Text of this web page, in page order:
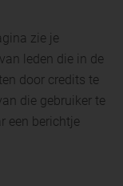
zie je
leden die in de
door credits te
die gebruiker te
een berichtje